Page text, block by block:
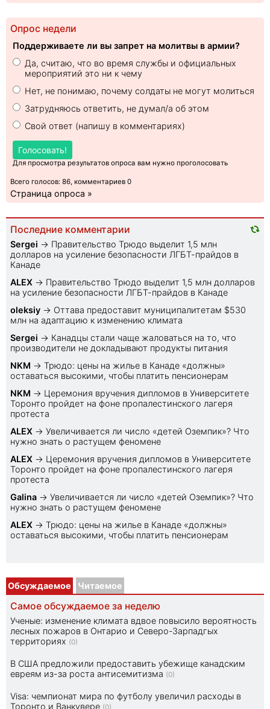
Опрос недели
Поддерживаете ли вы запрет на молитвы в армии?
Да, считаю, что во время службы и официальных
мероприятий это ни к чему
Нет, не понимаю, почему солдаты не могут молиться
Затрудняюсь ответить, не думал/а об этом
Свой ответ (напишу в комментариях)
Голосовать!
Для просмотра результатов опроса вам нужно проголосовать
Всего голосов: 86, комментариев 0
Страница опроса »
Последние комментарии
Sеrgei → Правительство Трюдо выделит 1,5 млн
долларов на усиление безопасности ЛГБТ-прайдов в
Канаде
ALEX → Правительство Трюдо выделит 1,5 млн долларов
на усиление безопасности ЛГБТ-прайдов в Канаде
oleksiy → Оттава предоставит муниципалитетам $530
млн на адаптацию к изменению климата
Sеrgei → Канадцы стали чаще жаловаться на то, что
производители не докладывают продукты питания
NKM → Трюдо: цены на жилье в Канаде «должны»
оставаться высокими, чтобы платить пенсионерам
NKM → Церемония вручения дипломов в Университете
Торонто пройдет на фоне пропалестинского лагеря
протеста
ALEX → Увеличивается ли число «детей Оземпик»? Что
нужно знать о растущем феномене
ALEX → Церемония вручения дипломов в Университете
Торонто пройдет на фоне пропалестинского лагеря
протеста
Galina → Увеличивается ли число «детей Оземпик»? Что
нужно знать о растущем феномене
ALEX → Трюдо: цены на жилье в Канаде «должны»
оставаться высокими, чтобы платить пенсионерам
Обсуждаемое Читаемое
Самое обсуждаемое за неделю
Ученые: изменение климата вдвое повысило вероятность
лесных пожаров в Онтарио и Северо-Зарпадгых
территориях (0)
В США предложили предоставить убежище канадским
евреям из-за роста антисемитизма (0)
Visa: чемпионат мира по футболу увеличил расходы в
Торонто и Ванкувере (0)